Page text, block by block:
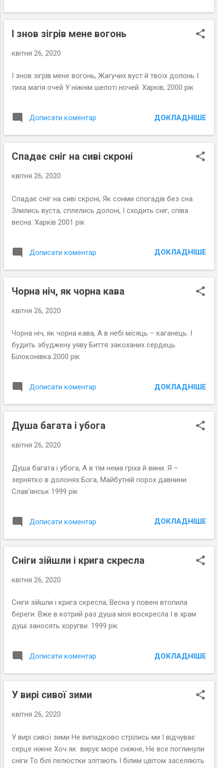
І знов зігрів мене вогонь
квітня 26, 2020
І знов зігрів мене вогонь, Жагучих вуст й твоїх долонь І
тиха магія очей У ніжнім шепоті ночей. Харків, 2000 рік
Дописати коментар ДОКЛАДНІШЕ
Спадає сніг на сиві скроні
квітня 26, 2020
Спадає сніг на сиві скроні, Як сонми спогадів без сна.
Злились вуста, сплелись долоні, І сходить сніг, співа
весна. Харків 2001 рік
Дописати коментар ДОКЛАДНІШЕ
Чорна ніч, як чорна кава
квітня 26, 2020
Чорна ніч, як чорна кава, А в небі місяць – каганець. І
будить збуджену уяву Биття закоханих сердець.
Білоконівка 2000 рік
Дописати коментар ДОКЛАДНІШЕ
Душа багата і убога
квітня 26, 2020
Душа багата і убога, А в тім нема гріха й вини. Я –
зернятко в долонях Бога, Майбутній порох давнини.
Слав'янськ 1999 рік
Дописати коментар ДОКЛАДНІШЕ
Сніги зійшли і крига скресла
квітня 26, 2020
Сніги зійшли і крига скресла, Весна у повені втопила
береги. Вже в котрий раз душа моя воскресла І в храм
душі заносять хоругви. 1999 рік
Дописати коментар ДОКЛАДНІШЕ
У вирі сивої зими
квітня 26, 2020
У вирі сивої зими Не випадково стрілись ми І відчуває
серце ніжне Хоч як вирує море сніжне, Не все поглинули
сніги То білі пелюстки злітають І білим цвітом заселяють